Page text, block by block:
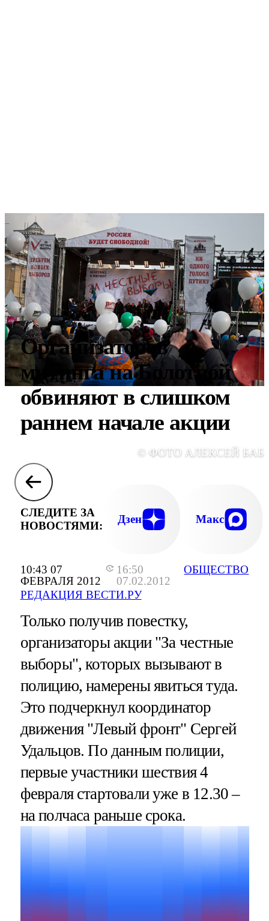
10:43 07
ФЕВРАЛЯ 2012
16:50
07.02.2012
РЕДАКЦИЯ ВЕСТИ.РУ
ОБЩЕСТВО
Организаторов
митинга на Болотной
обвиняют в слишком
раннем начале акции
© ФОТО АЛЕКСЕЙ
СЛЕДИТЕ ЗА
НОВОСТЯМИ:
Дзен Макс
Только получив повестку,
организаторы акции "За честные
выборы", которых вызывают в
полицию, намерены явиться туда.
Это подчеркнул координатор
движения "Левый фронт" Сергей
Удальцов. По данным полиции,
первые участники шествия 4
февраля стартовали уже в 12.30 –
на полчаса раньше срока.